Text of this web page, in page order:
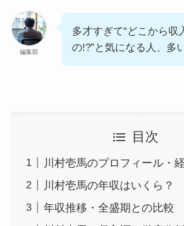
編集部
多才すぎて“どこから収
の!?”と気になる人、多
目次
川村壱馬のプロフィール・
川村壱馬の年収はいくら？
年収推移・全盛期との比較